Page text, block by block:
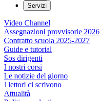
Servizi
Video Channel
Assegnazioni provvisorie 2026
Contratto scuola 2025-2027
Guide e tutorial
Sos dirigenti
I nostri corsi
Le notizie del giorno
I lettori ci scrivono
Attualità